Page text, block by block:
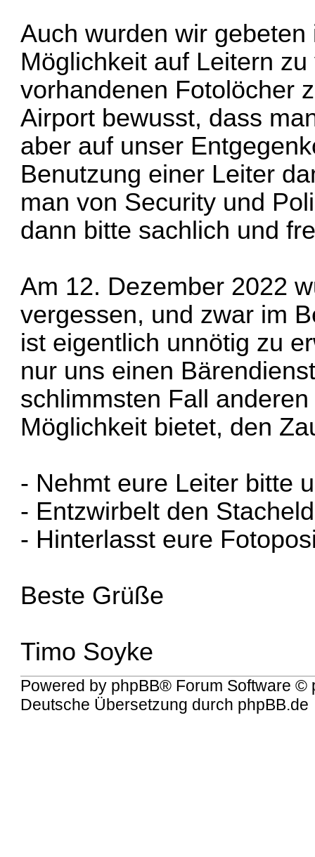
Auch wurden wir
Möglichkeit auf Leitern
vorhandenen Fotolöcher
Airport bewusst, dass
aber auf unser
Benutzung einer Leiter
man von Security und
dann bitte sachlich und
Am 12. Dezember 2022
vergessen, und zwar im
ist eigentlich unnötig zu
nur uns einen
schlimmsten Fall
Möglichkeit bietet, den
- Nehmt eure Leiter bitte
- Entzwirbelt den
- Hinterlasst eure
Beste Grüße
Timo Soyke
Powered by phpBB® Forum Software ©
Deutsche Übersetzung durch phpBB.de